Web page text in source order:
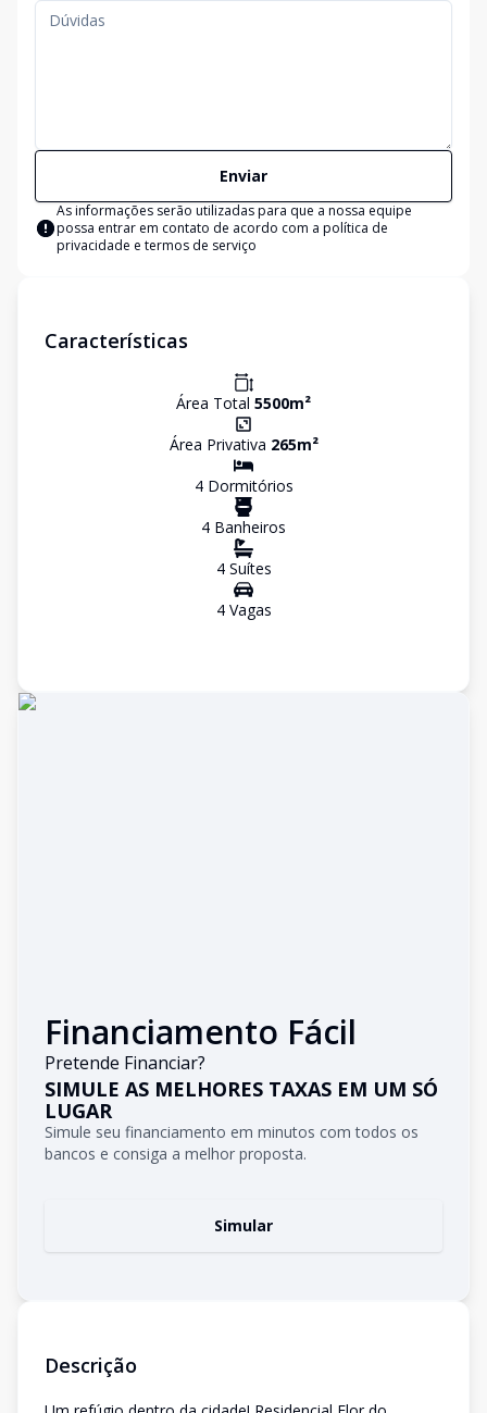
Enviar
As informações serão utilizadas para que a nossa equipe
possa entrar em contato de acordo com a política de
privacidade e termos de serviço
Características
Área Total 5500m²
Área Privativa 265m²
4Dormitórios
4 Banheiros
4Suítes
4Vagas
Financiamento Fácil
Pretende Financiar?
SIMULE AS MELHORES TAXAS EM UM SÓ
LUGAR
Simule seu financiamento em minutos com todos os
bancos e consiga a melhor proposta.
Simular
Descrição